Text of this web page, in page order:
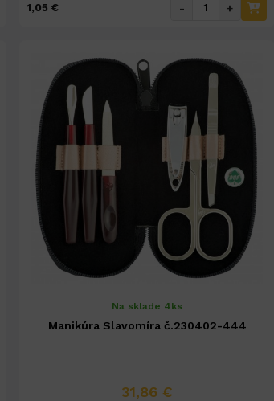
1,05 € - +
Na sklade 4ks
Manikúra Slavomíra č.230402-444
31,86 €